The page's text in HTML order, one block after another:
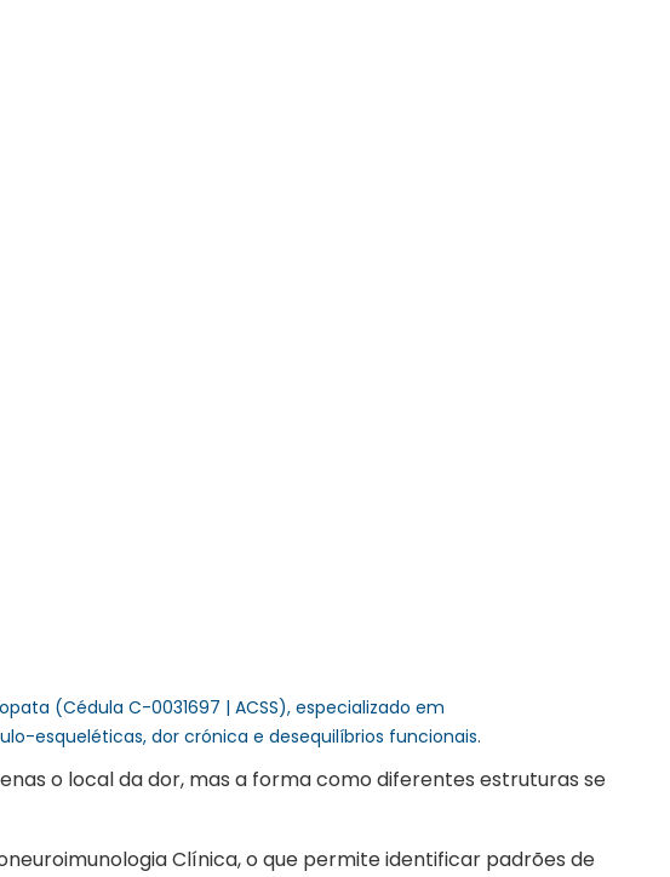
(Cédula C-0031697 | ACSS), especializado em
esqueléticas, dor crónica e desequilíbrios funcionais.
o local da dor, mas a forma como diferentes estruturas se
Clínica, o que permite identificar padrões de